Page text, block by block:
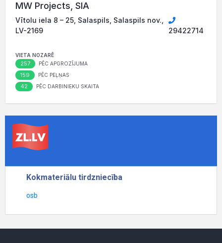
MW Projects, SIA
Vītolu iela 8 – 25, Salaspils, Salaspils nov.,
LV-2169
29422714
VIETA NOZARĒ
257 PĒC APGROZĪJUMA
159 PĒC PEĻŅAS
42 PĒC DARBINIEKU SKAITA